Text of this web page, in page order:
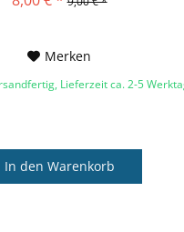
Merken
Lieferzeit ca. 2-5
In den Warenkorb